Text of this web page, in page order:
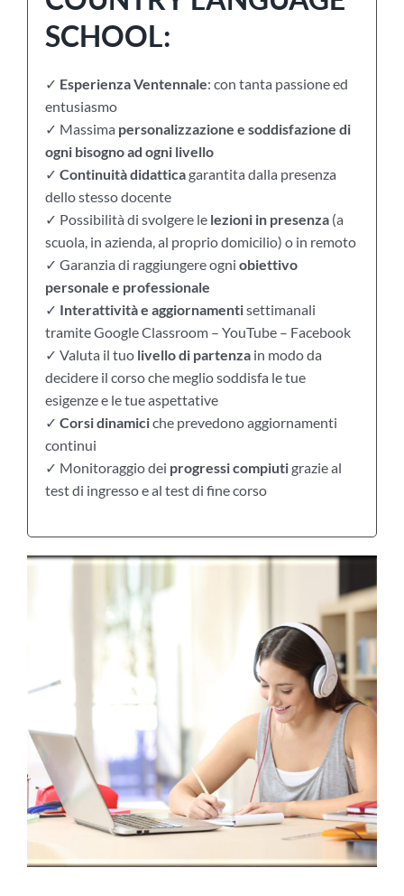
SCHOOL:
✓ Esperienza Ventennale: con tanta passione ed
entusiasmo
✓ Massima personalizzazione e soddisfazione di
ogni bisogno ad ogni livello
✓Continuità didatticagarantita dalla presenza
dello stesso docente
✓ Possibilità di svolgere le lezioni in presenza (a
scuola, in azienda, al proprio domicilio) o in remoto
✓ Garanzia di raggiungere ogniobiettivo
personale e professionale
✓ Interattività e aggiornamentisettimanali
tramite Google Classroom – YouTube – Facebook
✓ Valuta il tuo livello di partenza in modo da
decidere il corso che meglio soddisfa le tue
esigenze e le tue aspettative
✓Corsi dinamiciche prevedono aggiornamenti
continui
✓ Monitoraggio dei progressi compiutigrazie al
test di ingresso e al test di fine corso